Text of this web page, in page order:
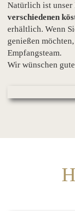
Natürlich ist unser
verschiedenen
erhältlich. Wenn
genießen
Empfangsteam.
Wir wünschen